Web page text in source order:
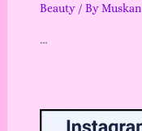
Beauty/ ByMuskan
…